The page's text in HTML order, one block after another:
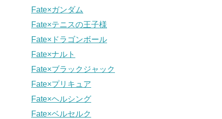
Fate×ガンダム
Fate×テニスの王子様
Fate×ドラゴンボール
Fate×ナルト
Fate×ブラックジャック
Fate×プリキュア
Fate×ヘルシング
Fate×ベルセルク